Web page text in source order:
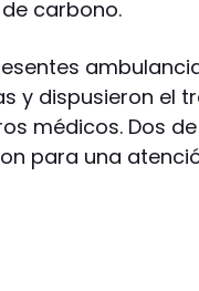
carbono.
y dispusieron el
médicos. Dos
para una